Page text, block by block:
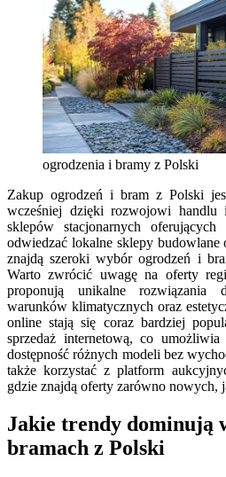
ogrodzenia i bramy z Polski
Zakup ogrodzeń i bram z Polski
wcześniej dzięki rozwojowi handlu
sklepów stacjonarnych
odwiedzać lokalne sklepy budowlane
znajdą szeroki wybór ogrodzeń i
Warto zwrócić uwagę na oferty
proponują unikalne rozwiązania
warunków klimatycznych oraz
online stają się coraz bardziej
sprzedaż internetową, co
dostępność różnych modeli bez
także korzystać z platform
gdzie znajdą oferty zarówno nowych,
Jakie trendy dominują
bramach z Polski